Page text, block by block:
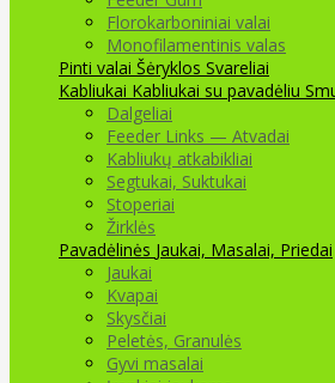
Florokarboniniai valai
Monofilamentinis valas
Pinti valai Šėryklos Svareliai
Kabliukai Kabliukai su pavadėliu
Dalgeliai
Feeder Links — Atvadai
Kabliukų atkabikliai
Segtukai, Suktukai
Stoperiai
Žirklės
Pavadėlinės Jaukai, Masalai, Priedai
Jaukai
Kvapai
Skysčiai
Peletės, Granulės
Gyvi masalai